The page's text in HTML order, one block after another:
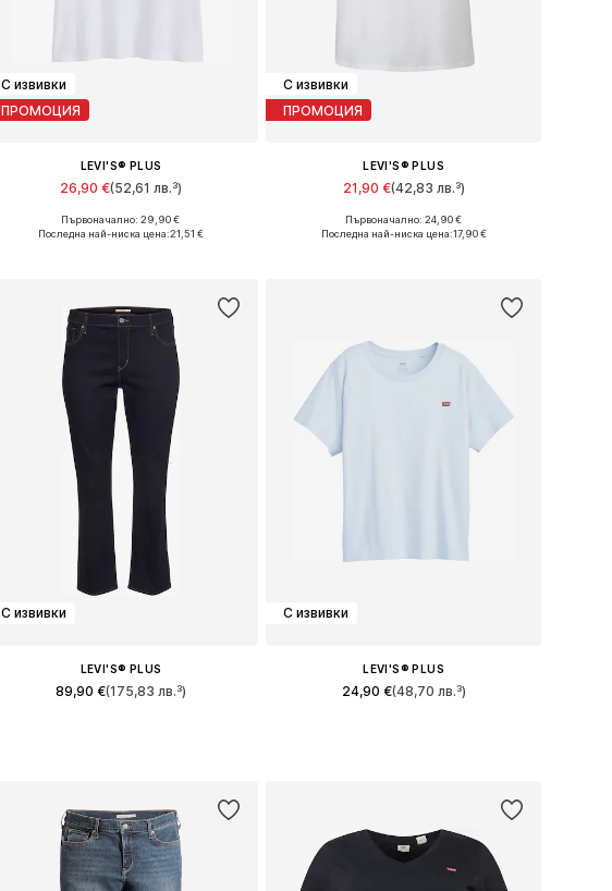
С извивки
ПРОМОЦИЯ
LEVI'S® PLUS
26,90 €(52,61 лв.³)
+3
Първоначално: 29,90 €
Последна най-ниска цена:21,51 €
С извивки
ПРОМОЦИЯ
LEVI'S® PLUS
21,90 €(42,83 лв.³)
Първоначално: 24,90 €
Последна най-ниска цена:17,90 €
С извивки
LEVI'S® PLUS
89,90 €(175,83 лв.³)
С извивки
LEVI'S® PLUS
24,90 €(48,70 лв.³)